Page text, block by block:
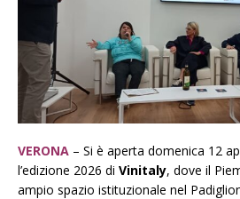
VERONA – Si è aperta domenica 12
l’edizione 2026 di Vinitaly, dove il
ampio spazio istituzionale nel